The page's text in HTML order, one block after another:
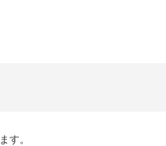
す。